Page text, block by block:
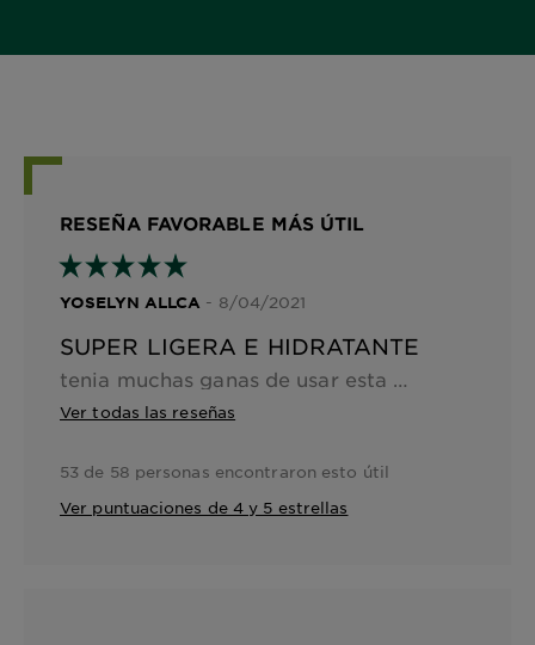
RESEÑA FAVORABLE MÁS ÚTIL
YOSELYN ALLCA - 8/04/2021
SUPER LIGERA E HIDRATANTE
Ver todas las reseñas
53 de 58 personas encontraron esto útil
Ver puntuaciones de 4 y 5 estrellas